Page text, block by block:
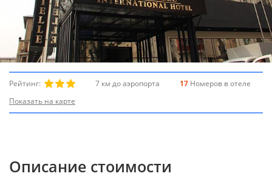
Рейтинг: 7 км до аэропорта 17 Номеров в отеле
Показать на карте
Описание стоимости